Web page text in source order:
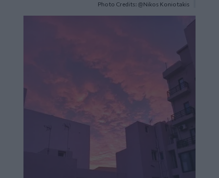
Photo Credits: @Nikos Koniotakis